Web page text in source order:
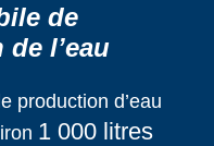
de
l’eau
production d’eau
1 000 litres